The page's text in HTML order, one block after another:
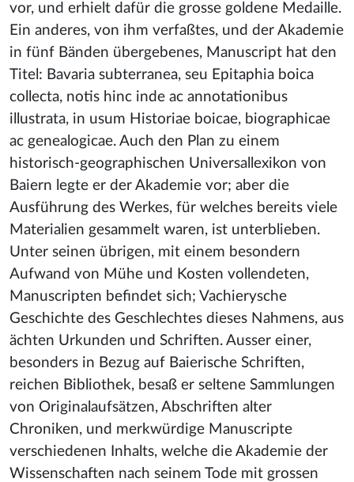
vor, und erhielt dafür die grosse goldene Medaille.
Ein anderes, von ihm verfaßtes, und der Akademie
in fünf Bänden übergebenes, Manuscript hat den
Titel: Bavaria subterranea, seu Epitaphia boica
collecta, notis hinc inde ac annotationibus
illustrata, in usum Historiae boicae, biographicae
ac genealogicae. Auch den Plan zu einem
historisch-geographischen Universallexikon von
Baiern legte er der Akademie vor; aber die
Ausführung des Werkes, für welches bereits viele
Materialien gesammelt waren, ist unterblieben.
Unter seinen übrigen, mit einem besondern
Aufwand von Mühe und Kosten vollendeten,
Manuscripten befindet sich; Vachierysche
Geschichte des Geschlechtes dieses Nahmens, aus
ächten Urkunden und Schriften. Ausser einer,
besonders in Bezug auf Baierische Schriften,
reichen Bibliothek, besaß er seltene Sammlungen
von Originalaufsätzen, Abschriften alter
Chroniken, und merkwürdige Manuscripte
verschiedenen Inhalts, welche die Akademie der
Wissenschaften nach seinem Tode mit grossen